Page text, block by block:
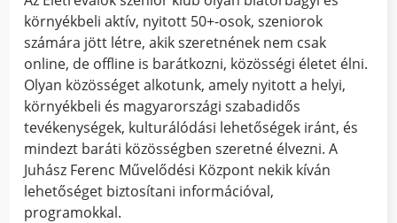
környékbeli aktív, nyitott 50+-osok, szeniorok
számára jött létre, akik szeretnének nem csak
online, de offline is barátkozni, közösségi életet élni.
Olyan közösséget alkotunk, amely nyitott a helyi,
környékbeli és magyarországi szabadidős
tevékenységek, kulturálódási lehetőségek iránt, és
mindezt baráti közösségben szeretné élvezni. A
Juhász Ferenc Művelődési Központ nekik kíván
lehetőséget biztosítani információval,
programokkal.